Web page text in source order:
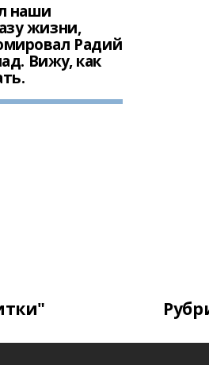
наши
жизни,
Радий
Вижу, как